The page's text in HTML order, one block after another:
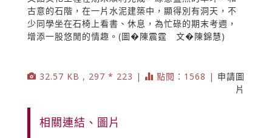
古意的石階，在一片水泥建築中，顯得別有洞天，不
少同學坐在石椅上看書、休息，為忙碌的期末考週，
增添一股悠閒的情趣。(圖�陳震霆 文�陳錦慧)
32.57 KB , 297 * 223 | 點閱：1568 | 申請圖
片
相關連結、圖片